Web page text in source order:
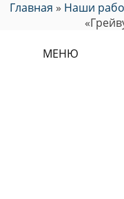
Главная » Наши
МЕНЮ